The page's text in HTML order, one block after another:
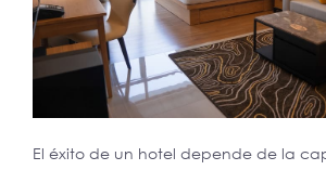
El éxito de un hotel depende de la